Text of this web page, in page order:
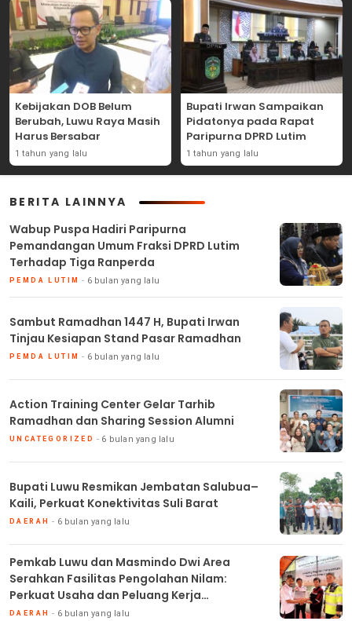
Kebijakan DOB Belum
Berubah, Luwu Raya Masih
Harus Bersabar
1 tahun yang lalu
Bupati Irwan Sampaikan
Pidatonya pada Rapat
Paripurna DPRD Lutim
1 tahun yang lalu
BERITA LAINNYA
Wabup Puspa Hadiri Paripurna
Pemandangan Umum Fraksi DPRD Lutim
Terhadap Tiga Ranperda
PEMDA LUTIM 6 bulan yang lalu
Sambut Ramadhan 1447 H, Bupati Irwan
Tinjau Kesiapan Stand Pasar Ramadhan
PEMDA LUTIM 6 bulan yang lalu
Action Training Center Gelar Tarhib
Ramadhan dan Sharing Session Alumni
UNCATEGORIZED 6 bulan yang lalu
Bupati Luwu Resmikan Jembatan Salubua–
Kaili, Perkuat Konektivitas Suli Barat
DAERAH 6 bulan yang lalu
Pemkab Luwu dan Masmindo Dwi Area
Serahkan Fasilitas Pengolahan Nilam:
Perkuat Usaha dan Peluang Kerja
Masyarakat
DAERAH 6 bulan yang lalu